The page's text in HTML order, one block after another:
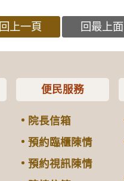
回上一頁 回最上面
便民服務
院長信箱
預約臨櫃陳情
預約視訊陳情